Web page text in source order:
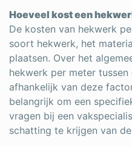
Hoeveel kost een
De kosten van hekwerk
soort hekwerk, het
plaatsen. Over het
hekwerk per meter
afhankelijk van deze
belangrijk om een
vragen bij een
schatting te krijgen van